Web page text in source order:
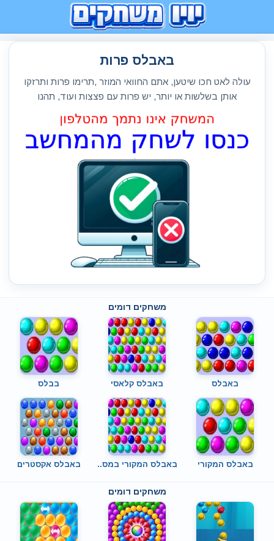
באבלס פרות
עולה לאט חכו שיטען, אתם החוואי המוזר ,תרימו פרות ותרזקו
אותן בשלשות או יותר, יש פרות עם פצצות ועוד, תהנו
משחקים דומים
באבלס באבלס קלאסי בבלס
באבלס המקורי באבלס המקורי במס.. באבלס אקסטרים
משחקים דומים